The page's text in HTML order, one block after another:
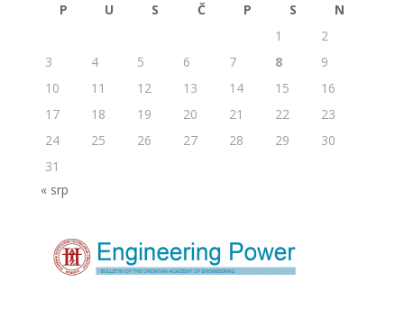
P U S Č P S
N
1
2
3
4 5 6 7 8
9
10
11 12 13 14 15
16
17
18 19 20 21 22
23
24
25 26 27 28 29
30
31
« srp